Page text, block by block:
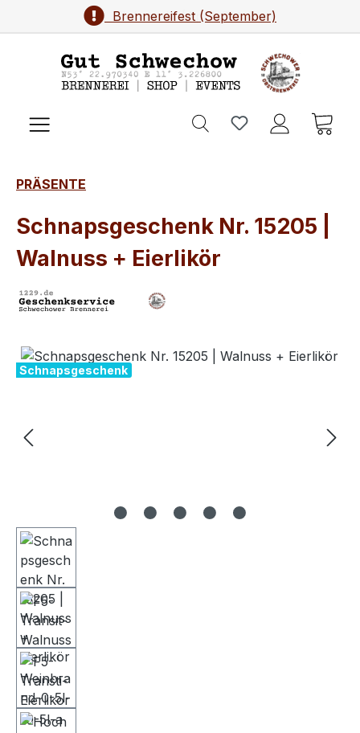
Zum Hauptinhalt springenBrennereifest (September)
PRÄSENTE
Schnapsgeschenk Nr. 15205 |
Walnuss + Eierlikör
Bildergalerie überspringen
Schnapsgeschenk